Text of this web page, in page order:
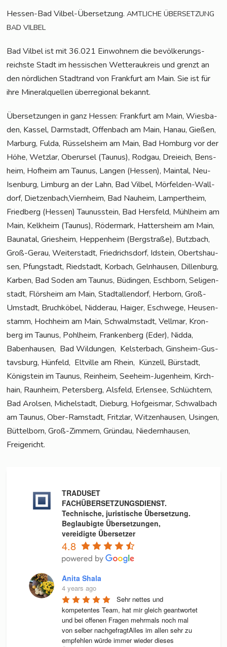
Hes­sen-Bad Vil­bel-Über­set­zung.AMTLICHE ÜBERSETZUNG
BAD VILBEL
Bad Vil­bel ist mit 36.021 Ein­woh­nern die bevöl­ke­rungs­
reichs­te Stadt im hes­si­schen Wet­ter­au­kreis und grenzt an
den nörd­li­chen Stadt­rand von Frank­furt am Main. Sie ist für
ihre Mine­ral­quel­len über­re­gio­nal bekannt.
Über­set­zun­gen in ganz Hes­sen: Frank­furt am Main, Wies­ba­
den, Kas­sel, Darm­stadt, Offen­bach am Main, Hanau, Gie­ßen,
Mar­burg, Ful­da, Rüs­sels­heim am Main, Bad Hom­burg vor der
Höhe, Wetz­lar, Ober­ur­sel (Tau­nus), Rod­gau, Drei­eich, Bens­
heim, Hof­heim am Tau­nus, Lan­gen (Hes­sen), Main­tal, Neu-
Isen­burg, Lim­burg an der Lahn, Bad Vil­bel, Mör­fel­den-Wall­
dorf, Dietzenbach,Viernheim, Bad Nau­heim, Lam­pert­heim,
Fried­berg (Hes­sen) Tau­nus­stein, Bad Hers­feld, Mühl­heim am
Main, Kelk­heim (Tau­nus), Röder­mark, Hat­ters­heim am Main,
Bau­na­tal, Gries­heim, Hep­pen­heim (Berg­stra­ße), Butz­bach,
Groß-Gerau, Wei­ter­stadt, Fried­richs­dorf, Idstein, Oberts­hau­
sen, Pfung­stadt, Ried­stadt, Kor­bach, Geln­hau­sen, Dil­len­burg,
Kar­ben, Bad Soden am Tau­nus, Büdin­gen, Esch­born, Seli­gen­
stadt, Flörs­heim am Main, Stadt­al­len­dorf, Her­born, Groß-
Umstadt, Bruch­kö­bel, Nid­der­au, Hai­ger, Esch­we­ge, Heu­sen­
stamm, Hoch­heim am Main, Schwalm­stadt, Vell­mar, Kron­
berg im Tau­nus, Pohl­heim, Fran­ken­berg (Eder), Nid­da,
Baben­hau­sen, Bad Wil­dun­gen, Kels­ter­bach, Gins­heim-Gus­
tavs­burg, Hün­feld, Elt­ville am Rhein, Kün­zell, Bür­stadt,
König­stein im Tau­nus, Rein­heim, See­heim-Jugenheim, Kirch­
hain, Raun­heim, Peters­berg, Als­feld, Erlen­see, Schlüch­tern,
Bad Arol­sen, Michel­stadt, Die­burg, Hof­geis­mar, Schwal­bach
am Tau­nus, Ober-Ram­stadt, Fritz­lar, Wit­zen­hau­sen, Usin­gen,
Büt­tel­born, Groß-Zim­mern, Gründau, Nie­dern­hau­sen,
Freigericht.
TRADUSET
FACHÜBERSETZUNGSDIENST.
Technische, juristische Übersetzung.
Beglaubigte Übersetzungen,
vereidigte Übersetzer
4.8
Anita Shala
4 years ago
Sehr nettes und
kompetentes Team, hat mir gleich geantwortet
und bei offenen Fragen mehrmals noch mal
von selber nachgefragtAlles im allen sehr zu
empfehlen würde immer wieder dieses